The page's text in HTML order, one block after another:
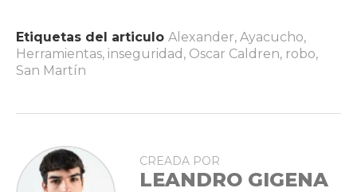
Etiquetas del articulo Alexander, Ayacucho,
Herramientas, inseguridad , Oscar Caldren, robo,
San Martín
CREADA POR
LEANDRO GIGENA